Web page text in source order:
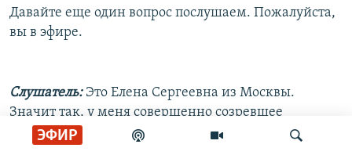
ЭФИР
Давайте еще один вопрос послушаем. Пожалуйста,
вы в эфире.
Слушатель:Это Елена Сергеевна из Москвы.
Значит так, у меня совершенно созревшее
решение не принимать участия в выборах вообще.